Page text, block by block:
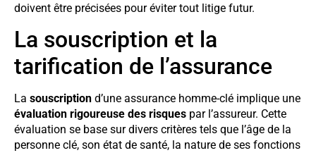
doivent être précisées pour éviter tout litige futur.
La souscription et la
tarification de l’assurance
La souscription d’une assurance homme-clé implique une
évaluation rigoureuse des risques par l’assureur. Cette
évaluation se base sur divers critères tels que l’âge de la
personne clé, son état de santé, la nature de ses fonctions